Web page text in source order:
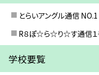
とらいアングル通信 NO.1
R８ぽ☆ら☆り☆す通信
学校要覧